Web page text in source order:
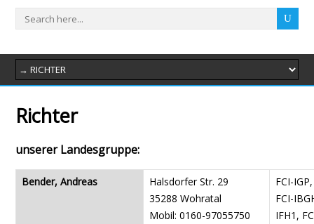
Richter
unserer Landesgruppe:
Bender, Andreas
Halsdorfer Str. 29
35288 Wohratal
Mobil: 0160-97055750
FCI-
FCI-
IFH1,